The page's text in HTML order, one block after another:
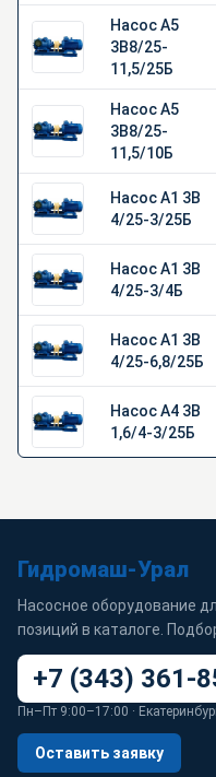
Насос А5
3В8/25-
11,5/25Б
Насос А5
3В8/25-
11,5/10Б
Насос А1 3В
4/25-3/25Б
Насос А1 3В
4/25-3/4Б
Насос А1 3В
4/25-6,8/25Б
Насос А4 3В
1,6/4-3/25Б
Гидромаш-Урал
Насосное оборудование
позиций в каталоге.
+7 (343) 361-
Пн–Пт 9:00–17:00 ·
Оставить заявку